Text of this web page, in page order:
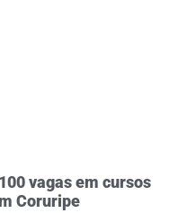
vagas em cursos
Coruripe